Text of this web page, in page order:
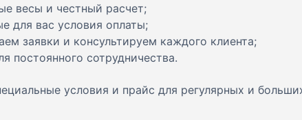
весы и честный расчет;
для вас условия оплаты;
заявки и консультируем каждого клиента;
постоянного сотрудничества.
условия и прайс для регулярных и